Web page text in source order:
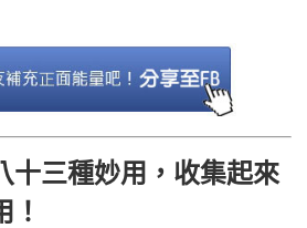
十三種妙用，收集起來
！